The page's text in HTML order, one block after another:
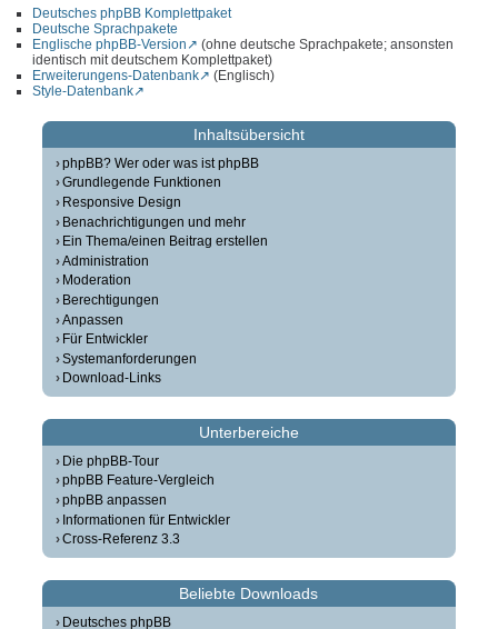
Deutsches phpBB Komplettpaket
Deutsche Sprachpakete
Englische phpBB-Version
(ohne deutsche Sprachpakete; ansonsten
identisch mit deutschem Komplettpaket)
Erweiterungens-Datenbank
(Englisch)
Style-Datenbank
Inhaltsübersicht
phpBB? Wer oder was ist phpBB
Grundlegende Funktionen
Responsive Design
Benachrichtigungen und mehr
Ein Thema/einen Beitrag erstellen
Administration
Moderation
Berechtigungen
Anpassen
Für Entwickler
Systemanforderungen
Download-Links
Unterbereiche
Die phpBB-Tour
phpBB Feature-Vergleich
phpBB anpassen
Informationen für Entwickler
Cross-Referenz 3.3
Beliebte Downloads
Deutsches phpBB